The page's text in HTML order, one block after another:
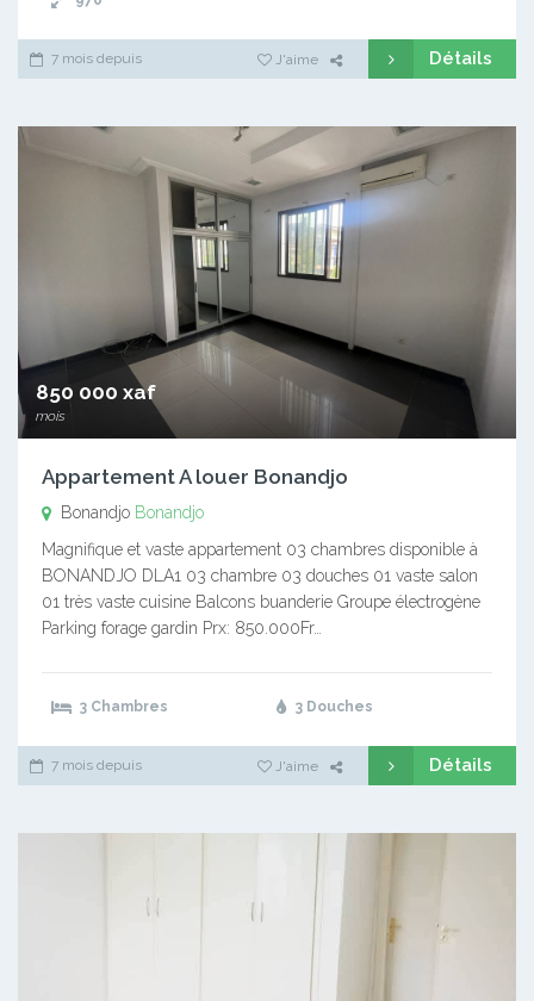
7 mois depuis J'aime Détails
850 000 xaf
mois
Appartement A louer Bonandjo
Bonandjo Bonandjo
Magnifique et vaste appartement 03 chambres disponible à
BONANDJO DLA1 03 chambre 03 douches 01 vaste salon
01 très vaste cuisine Balcons buanderie Groupe électrogène
Parking forage gardin Prx: 850.000Fr…
3 Chambres 3 Douches
7 mois depuis J'aime Détails